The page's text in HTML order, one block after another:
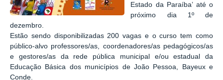
Estado da Paraíba’ até o
próximo dia 1º de
dezembro.
Estão sendo disponibilizadas 200 vagas e o curso tem como
público-alvo professores/as, coordenadores/as pedagógicos/as
e gestores/as da rede pública municipal e/ou estadual da
Educação Básica dos municípios de João Pessoa, Bayeux e
Conde.